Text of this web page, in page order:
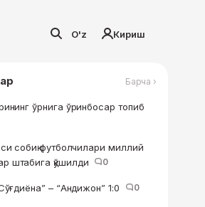
O'z Кириш
Барча ›
ўрнига ўринбосар топиб
собиқ футболчилари миллий
штабига қўшилди
0
– “Андижон” 1:0 0